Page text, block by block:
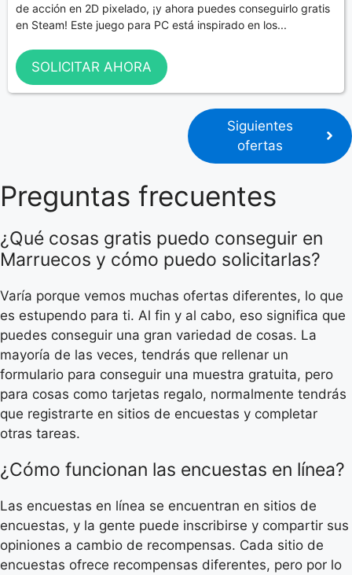
de acción en 2D pixelado, ¡y ahora puedes conseguirlo gratis
en Steam! Este juego para PC está inspirado en los...
SOLICITAR AHORA
Siguientes
ofertas
Preguntas frecuentes
¿Qué cosas gratis puedo conseguir en
Marruecos y cómo puedo solicitarlas?
Varía porque vemos muchas ofertas diferentes, lo que
es estupendo para ti. Al fin y al cabo, eso significa que
puedes conseguir una gran variedad de cosas. La
mayoría de las veces, tendrás que rellenar un
formulario para conseguir una muestra gratuita, pero
para cosas como tarjetas regalo, normalmente tendrás
que registrarte en sitios de encuestas y completar
otras tareas.
¿Cómo funcionan las encuestas en línea?
Las encuestas en línea se encuentran en sitios de
encuestas, y la gente puede inscribirse y compartir sus
opiniones a cambio de recompensas. Cada sitio de
encuestas ofrece recompensas diferentes, pero por lo